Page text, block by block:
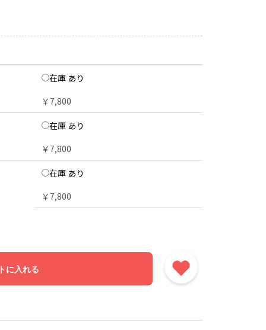
在庫 あり
￥7,800
在庫 あり
￥7,800
在庫 あり
￥7,800
に入れる